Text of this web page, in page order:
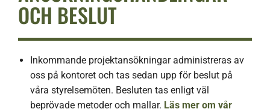
OCH BESLUT
Inkommande projektansökningar administreras av
oss på kontoret och tas sedan upp för beslut på
våra styrelsemöten. Besluten tas enligt väl
beprövade metoder och mallar. Läs mer om vår